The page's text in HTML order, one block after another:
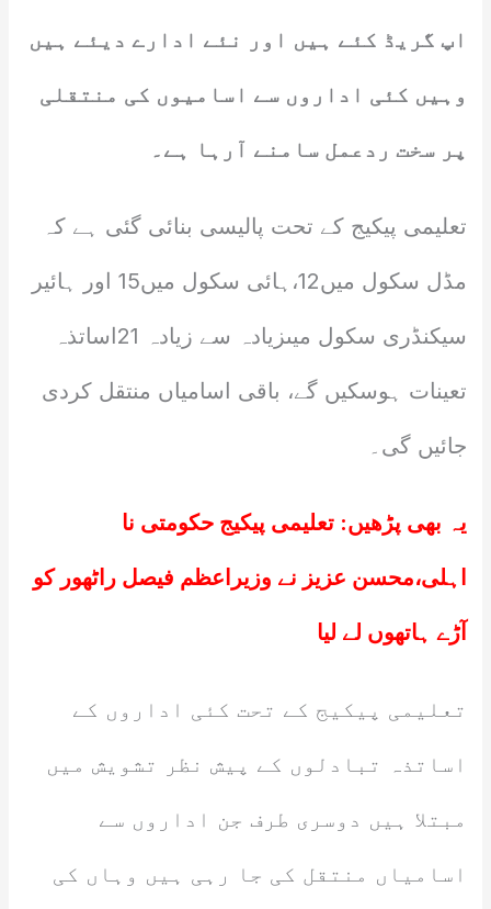
اپ گریڈ کئے ہیں اور نئے ادارے دیئے ہیں
وہیں کئی اداروں سے اسامیوں کی منتقلی
پر سخت ردعمل سامنے آرہا ہے۔
تعلیمی پیکیج کے تحت پالیسی بنائی گئی ہے کہ
مڈل سکول میں12،ہائی سکول میں15 اور ہائیر
سیکنڈری سکول میںزیادہ سے زیادہ 21اساتذہ
تعینات ہوسکیں گے، باقی اسامیاں منتقل کردی
جائیں گی۔
یہ بھی پڑھیں: تعلیمی پیکیج حکومتی نا
اہلی،محسن عزیز نے وزیراعظم فیصل راٹھور کو
آڑے ہاتھوں لے لیا
تعلیمی پیکیج کے تحت کئی اداروں کے
اساتذہ تبادلوں کے پیش نظر تشویش میں
مبتلا ہیں دوسری طرف جن اداروں سے
اسامیاں منتقل کی جا رہی ہیں وہاں کی